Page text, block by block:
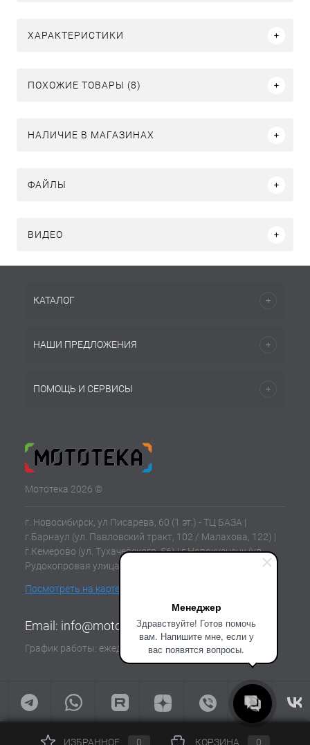
Менеджер
Здравствуйте! Готов помочь
вам. Напишите мне, если у
вас появятся вопросы.
ХАРАКТЕРИСТИКИ
ПОХОЖИЕ ТОВАРЫ (8)
НАЛИЧИЕ В МАГАЗИНАХ
ФАЙЛЫ
ВИДЕО
КАТАЛОГ
НАШИ ПРЕДЛОЖЕНИЯ
ПОМОЩЬ И СЕРВИСЫ
Мототека 2026 ©
г. Новосибирск, ул Писарева, 60 (1 эт.) - ТЦ БАЗА |
г.Барнаул (ул. Павловский тракт, 102 / Малахова, 122) |
г.Кемерово (ул. Тухачевского, 56) | г.Новокузнецк (ул.
Рудокопровая улица, 21) | г.Томск (ул. Клюева, 11В)
Посмотреть на карте
Email: info@mototeka.su
График работы: ежедневно с 10:00 до 19:00
ИЗБРАННОЕ 0 КОРЗИНА 0